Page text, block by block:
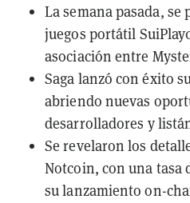
La semana pasada,
juegos portátil
asociación entre
Saga lanzó con éxito
abriendo nuevas
desarrolladores y
Se revelaron los
Notcoin, con una tasa
su lanzamiento on-